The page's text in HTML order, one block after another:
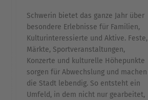
Schwerin bietet das ganze Jahr über
besondere Erlebnisse für Familien,
Kulturinteressierte und Aktive. Feste,
Märkte, Sportveranstaltungen,
Konzerte und kulturelle Höhepunkte
sorgen für Abwechslung und machen
die Stadt lebendig. So entsteht ein
Umfeld, in dem nicht nur gearbeitet,